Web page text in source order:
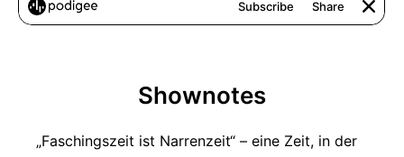
Shownotes
„Faschingszeit ist Narrenzeit“ – eine Zeit, in der